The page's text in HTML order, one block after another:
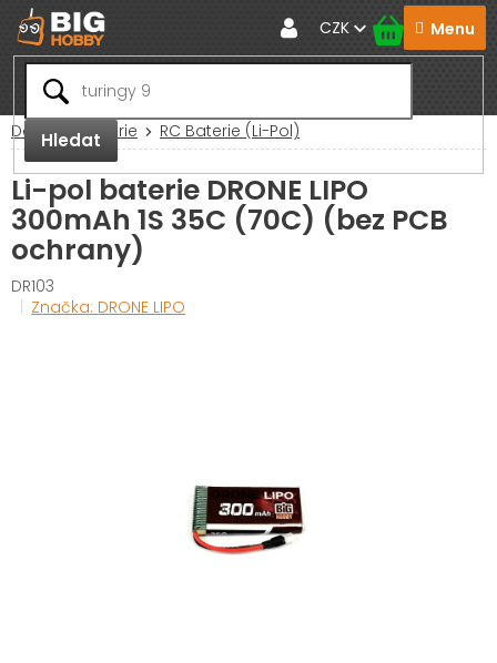
Přejít
na
obsah
Hledat
CZK
Domů Baterie RC Baterie (Li-Pol)
Li-pol baterie DRONE LIPO
300mAh 1S 35C (70C) (bez PCB
ochrany)
DR103
Značka: DRONE LIPO